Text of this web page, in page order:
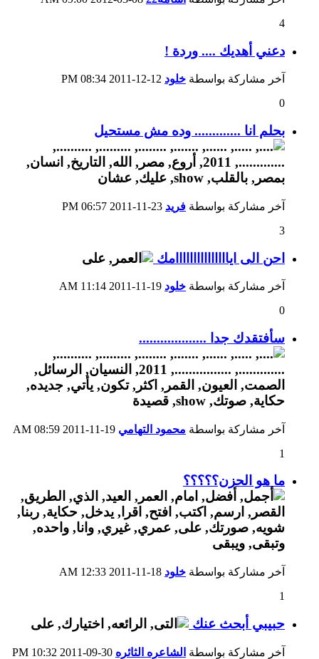
4
دعني أهديك .... وردة !
آخر مشاركة بواسطة خلود
08:34 PM
0
بحلم انا ............. وده مش مستحيل
آخر مشاركة بواسطة فريد
06:57 PM
3
احن الى ايااااااااااااااامك
آخر مشاركة بواسطة خلود
11:14 AM
0
سأفتقدك جدا ...................
آخر مشاركة بواسطة محمود التهامي
08:59 AM
1
ما هو الحزن؟؟؟؟؟
آخر مشاركة بواسطة خلود
12:33 AM
1
حبيبي أبحث عنك
آخر مشاركة بواسطة الشاعره الثائره
10:32 PM